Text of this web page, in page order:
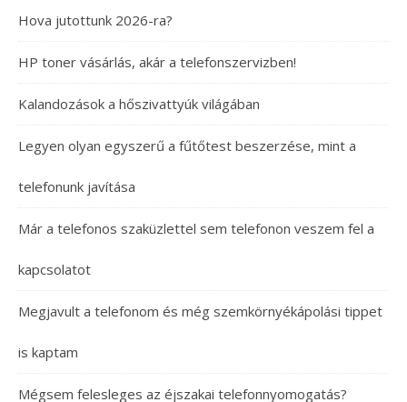
Hova jutottunk 2026-ra?
HP toner vásárlás, akár a telefonszervizben!
Kalandozások a hőszivattyúk világában
Legyen olyan egyszerű a fűtőtest beszerzése, mint a
telefonunk javítása
Már a telefonos szaküzlettel sem telefonon veszem fel a
kapcsolatot
Megjavult a telefonom és még szemkörnyékápolási tippet
is kaptam
Mégsem felesleges az éjszakai telefonnyomogatás?